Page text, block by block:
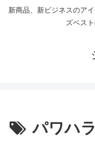
新商品、新ビジネスのア
ズベス
パワハラ